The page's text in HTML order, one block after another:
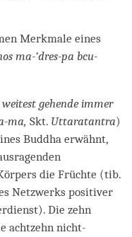
Merkmale eines
ma-‘dres-pa bcu-
weitest gehende immer
ma, Skt. Uttaratantra)
Buddha erwähnt,
die Früchte (tib.
Netzwerks positiver
Die zehn
achtzehn nicht-